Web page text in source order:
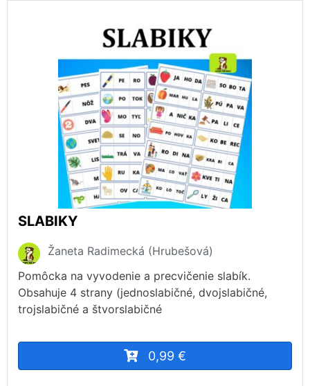
SLABIKY
Žaneta Radimecká (Hrubešová)
Pomôcka na vyvodenie a precvičenie slabík.
Obsahuje 4 strany (jednoslabičné, dvojslabičné,
trojslabičné a štvorslabičné
0,99 €